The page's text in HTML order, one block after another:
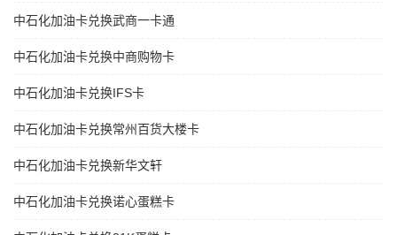
中石化加油卡兑换武商一卡通
中石化加油卡兑换中商购物卡
中石化加油卡兑换IFS卡
中石化加油卡兑换常州百货大楼卡
中石化加油卡兑换新华文轩
中石化加油卡兑换诺心蛋糕卡